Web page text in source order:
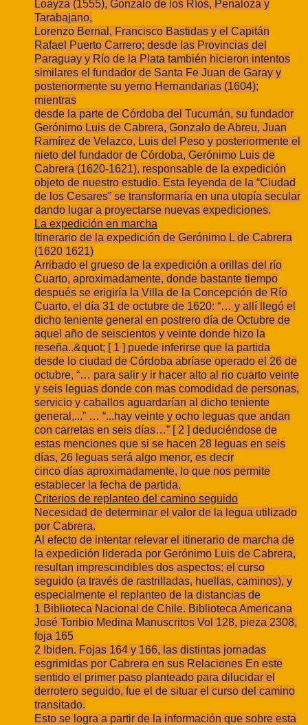
Loayza (1555), Gonzalo de los Ríos, Penaloza y
Tarabajano,
Lorenzo Bernal, Francisco Bastidas y el Capitán
Rafael Puerto Carrero; desde las Provincias del
Paraguay y Río de la Plata también hicieron intentos
similares el fundador de Santa Fe Juan de Garay y
posteriormente su yerno Hernandarias (1604);
mientras
desde la parte de Córdoba del Tucumán, su fundador
Gerónimo Luis de Cabrera, Gonzalo de Abreu, Juan
Ramírez de Velazco, Luis del Peso y posteriormente el
nieto del fundador de Córdoba, Gerónimo Luis de
Cabrera (1620-1621), responsable de la expedición
objeto de nuestro estudio. Esta leyenda de la “Ciudad
de los Cesares” se transformaría en una utopía secular
dando lugar a proyectarse nuevas expediciones.
La expedición en marcha
Itinerario de la expedición de Gerónimo L de Cabrera
(1620 1621)
Arribado el grueso de la expedición a orillas del río
Cuarto, aproximadamente, donde bastante tiempo
después se erigiría la Villa de la Concepción de Río
Cuarto, el día 31 de octubre de 1620: “… y allí llegó el
dicho teniente general en postrero día de Octubre de
aquel año de seiscientos y veinte donde hizo la
reseña..&quot; [ 1 ] puede inferirse que la partida
desde lo ciudad de Córdoba abríase operado el 26 de
octubre, “… para salir y ir hacer alto al rio cuarto veinte
y seis leguas donde con mas comodidad de personas,
servicio y caballos aguardarían al dicho teniente
general,...” … “...hay veinte y ocho leguas que andan
con carretas en seis días…” [ 2 ] deduciéndose de
estas menciones que si se hacen 28 leguas en seis
días, 26 leguas será algo menor, es decir
cinco días aproximadamente, lo que nos permite
establecer la fecha de partida.
Criterios de replanteo del camino seguido
Necesidad de determinar el valor de la legua utilizado
por Cabrera.
Al efecto de intentar relevar el itinerario de marcha de
la expedición liderada por Gerónimo Luis de Cabrera,
resultan imprescindibles dos aspectos: el curso
seguido (a través de rastrilladas, huellas, caminos), y
especialmente el replanteo de la distancias de
1 Biblioteca Nacional de Chile. Biblioteca Americana
José Toribio Medina Manuscritos Vol 128, pieza 2308,
foja 165
2 Ibiden. Fojas 164 y 166, las distintas jornadas
esgrimidas por Cabrera en sus Relaciones En este
sentido el primer paso planteado para dilucidar el
derrotero seguido, fue el de situar el curso del camino
transitado.
Esto se logra a partir de la información que sobre esta